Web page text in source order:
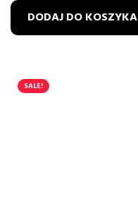
DODAJ DO KOSZYKA
SALE!